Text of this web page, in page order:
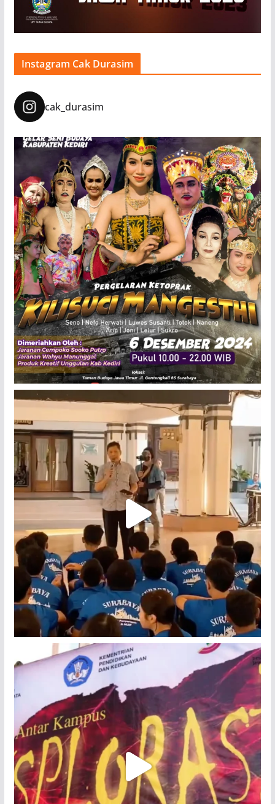
Instagram Cak Durasim
cak_durasim